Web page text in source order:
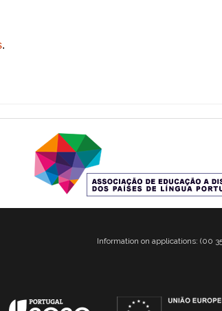
.
Information on applications: (00